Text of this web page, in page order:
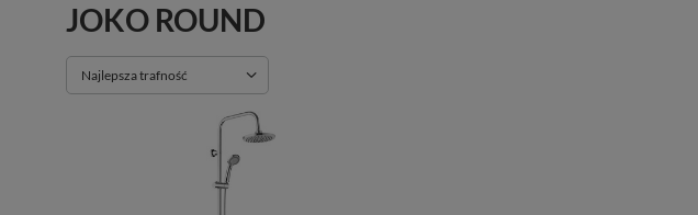
JOKO ROUND
Zmień sortowanie
Najlepsza trafność